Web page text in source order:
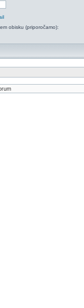
obisku (priporočamo):